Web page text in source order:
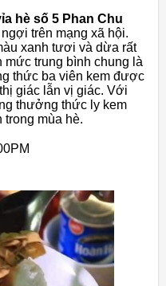
hè số 5 Phan Chu
trên mạng xã hội.
xanh tươi và dừa rất
trung bình chung là
thức ba viên kem được
giác lẫn vị giác. Với
thưởng thức ly kem
trong mùa hè.